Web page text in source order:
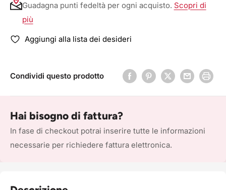
Guadagna punti fedeltà per ogni acquisto. Scopri di
più
Aggiungi alla lista dei desideri
Condividi questo prodotto
Hai bisogno di fattura?
In fase di checkout potrai inserire tutte le informazioni
necessarie per richiedere fattura elettronica.